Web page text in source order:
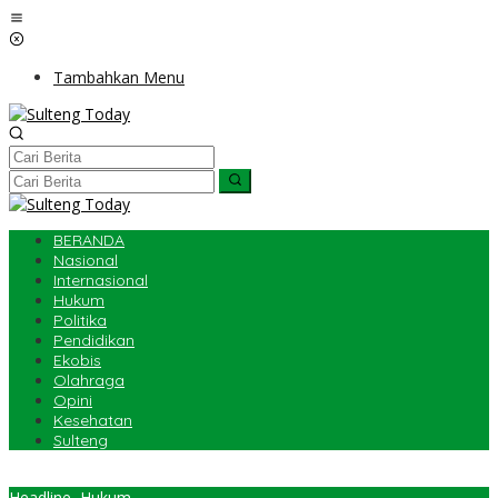
Lewati
ke
Tambahkan Menu
BERANDA
Nasional
Internasional
Hukum
Politika
Pendidikan
Ekobis
Olahraga
Opini
Kesehatan
Sulteng